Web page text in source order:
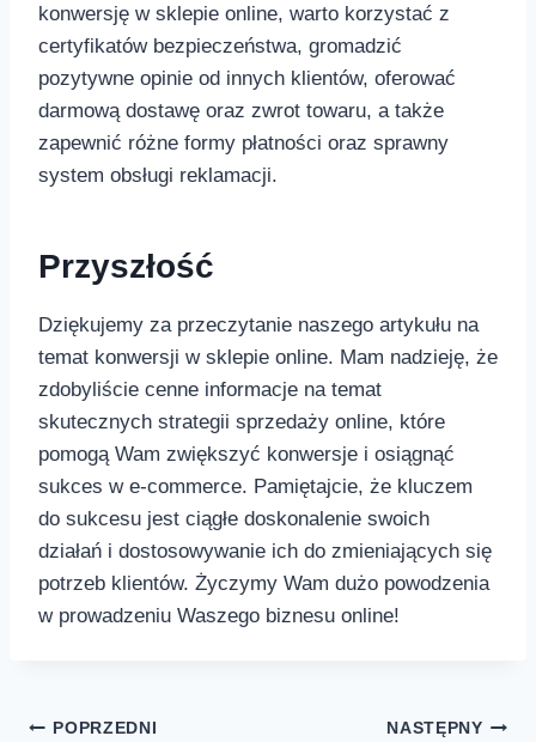
konwersję w sklepie online, warto korzystać z
certyfikatów bezpieczeństwa, gromadzić
pozytywne opinie‍ od innych klientów, oferować
darmową dostawę oraz zwrot towaru, a także
zapewnić różne formy płatności oraz sprawny
system obsługi reklamacji. ‍
Przyszłość
Dziękujemy za przeczytanie naszego artykułu na
⁤temat konwersji w sklepie online. Mam nadzieję, że
zdobyliście cenne​ informacje na temat‌
skutecznych strategii sprzedaży online, które
pomogą Wam zwiększyć konwersje i osiągnąć
sukces w e-commerce. Pamiętajcie, że kluczem
⁤do sukcesu jest ciągłe doskonalenie swoich
działań ⁢i dostosowywanie ich do zmieniających się
potrzeb klientów. Życzymy Wam dużo ⁢powodzenia
⁤w prowadzeniu Waszego biznesu online!
Nawigacja
POPRZEDNI NASTĘPNY